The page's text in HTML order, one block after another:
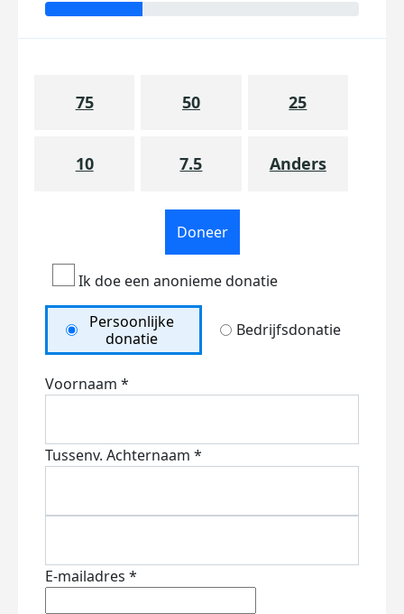
75 50 25
10 7.5 Anders
Doneer
Ik doe een anonieme donatie
Persoonlijke
donatie
Bedrijfsdonatie
Voornaam *
Tussenv. Achternaam *
E-mailadres *